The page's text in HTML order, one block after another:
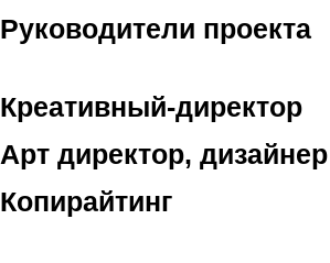
Руководители проекта
Креативный-директор
Арт директор, дизайнер
Копирайтинг